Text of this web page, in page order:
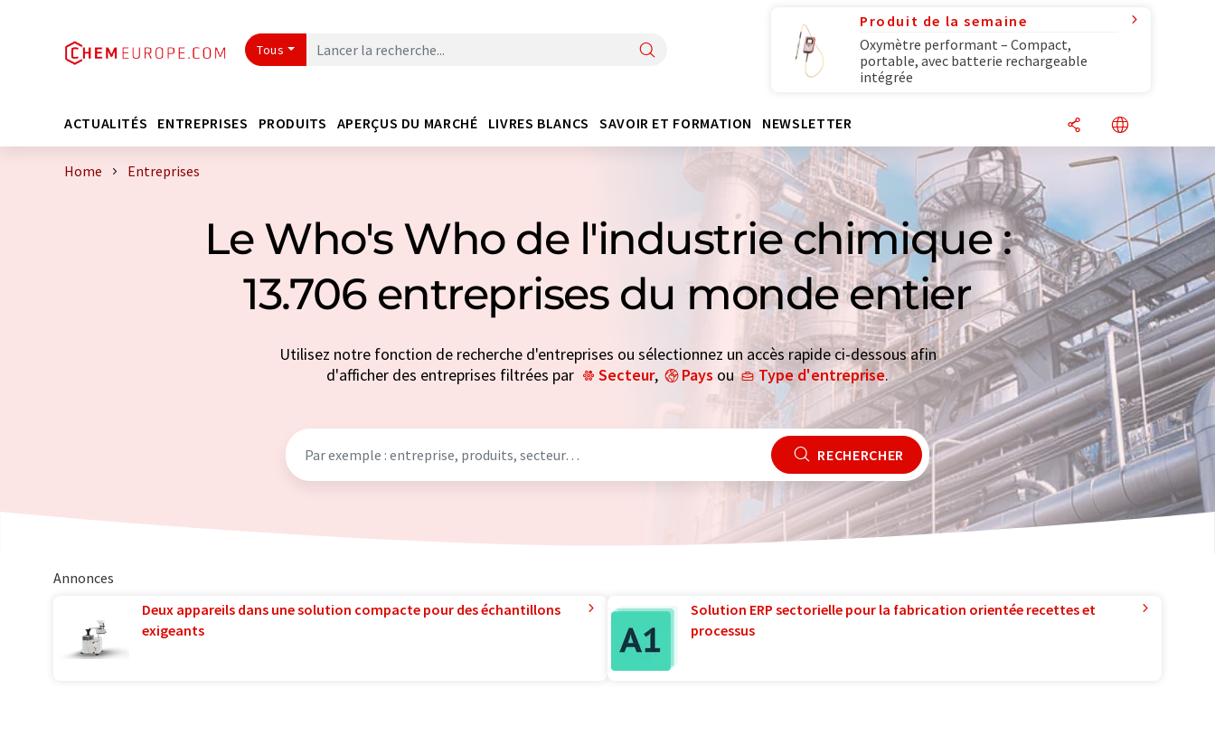
Tous
Produit de la semaine
Oxymètre performant – Compact,
portable, avec batterie rechargeable
intégrée
ACTUALITÉS ENTREPRISES PRODUITS APERÇUS DU MARCHÉ LIVRES BLANCS SAVOIR ET FORMATION NEWSLETTER
Home Entreprises
Le Who's Who de l'industrie chimique :
13.706 entreprises du monde entier
Utilisez notre fonction de recherche d'entreprises ou sélectionnez un accès rapide ci-dessous afin
d'afficher des entreprises filtrées par
Secteur, Pays ou Type d'entreprise.
RECHERCHER
Annonces
Deux appareils dans une solution compacte pour des échantillons
exigeants
Solution ERP sectorielle pour la fabrication orientée recettes et
processus